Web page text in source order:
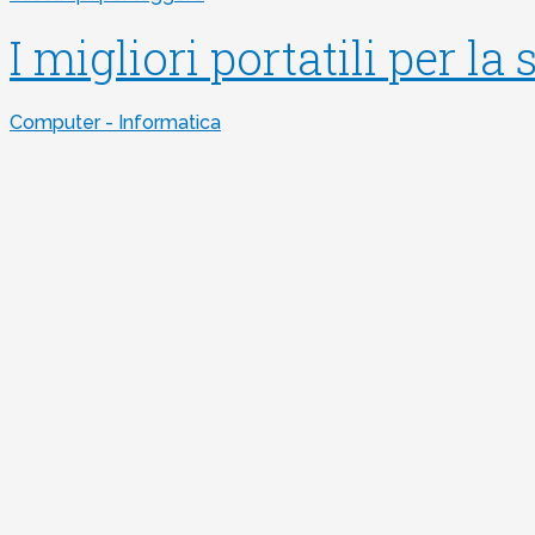
I migliori portatili per la
Computer - Informatica